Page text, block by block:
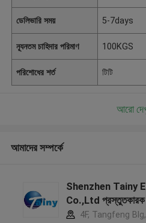
ডেলিভারি সময় 5-7days
ন্যূনতম চাহিদার পরিমাণ 100KGS
পরিশোধের শর্ত টিটি
আরো
আমাদের সম্পর্কে
Shenzhen Tainy
Co.,Ltd প্রস্তুতকারক
4F, Tangfeng